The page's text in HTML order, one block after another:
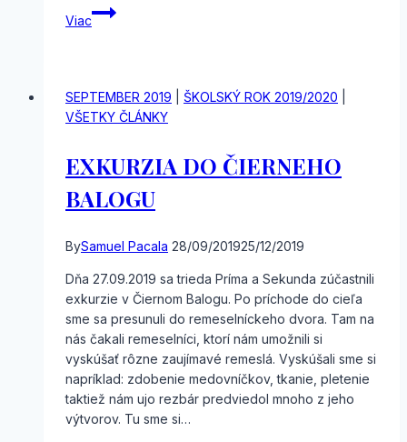
Viac
Celoštátne
a krajské
olympiády
SEPTEMBER 2019 ŠKOLSKÝ ROK 2019/2020
VŠETKY ČLÁNKY
EXKURZIA DO ČIERNEHO
BALOGU
BySamuel Pacala 28/09/201925/12/2019
Dňa 27.09.2019 sa trieda Príma a Sekunda zúčastnili
exkurzie v Čiernom Balogu. Po príchode do cieľa
sme sa presunuli do remeselníckeho dvora. Tam na
nás čakali remeselníci, ktorí nám umožnili si
vyskúšať rôzne zaujímavé remeslá. Vyskúšali sme si
napríklad: zdobenie medovníčkov, tkanie, pletenie
taktiež nám ujo rezbár predviedol mnoho z jeho
výtvorov. Tu sme si…